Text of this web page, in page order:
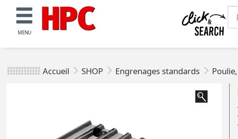
MENU
Accueil SHOP Engrenages standards